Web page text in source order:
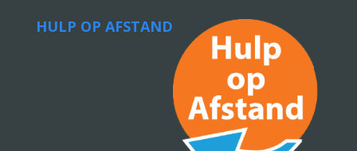
HULP OP AFSTAND